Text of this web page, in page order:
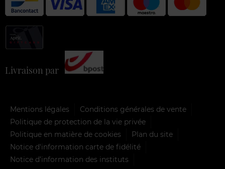
Livraison par
Mentions légales
Conditions générales de vente
Politique de protection de la vie privée
Politique en matière de cookies
Plan du site
Notice d'information carte de fidélité
Notice d’information des instituts